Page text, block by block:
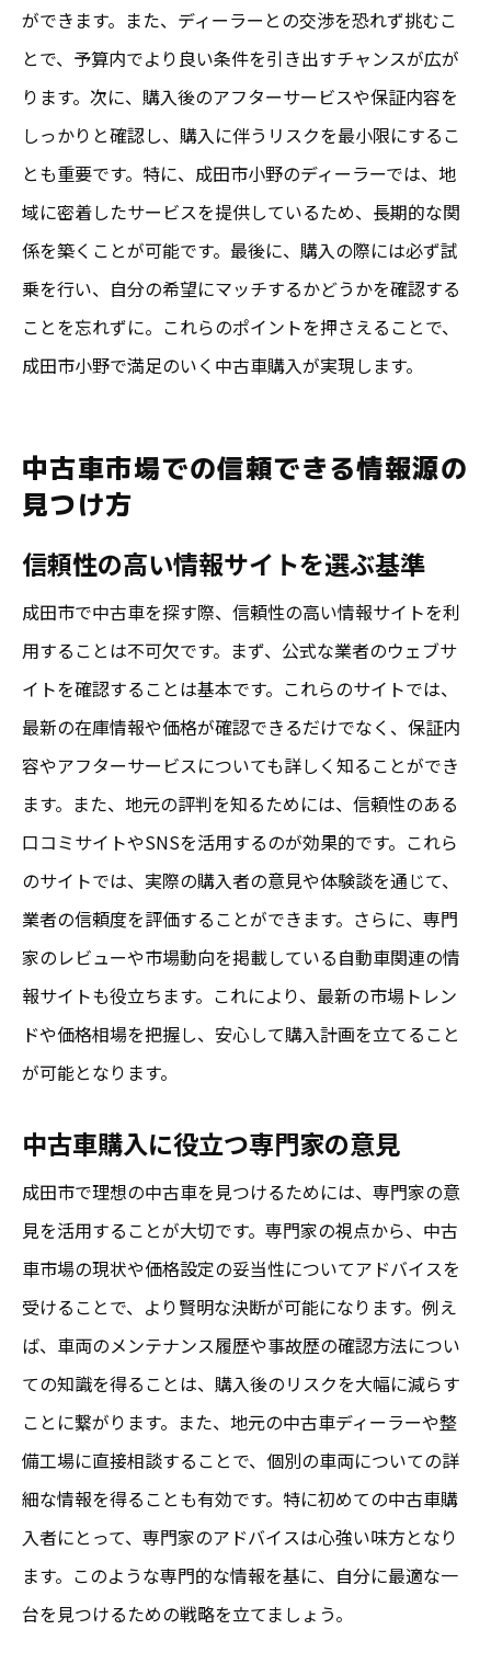
ができます。また、ディーラーとの交渉を恐れず挑むこ
とで、予算内でより良い条件を引き出すチャンスが広が
ります。次に、購入後のアフターサービスや保証内容を
しっかりと確認し、購入に伴うリスクを最小限にするこ
とも重要です。特に、成田市小野のディーラーでは、地
域に密着したサービスを提供しているため、長期的な関
係を築くことが可能です。最後に、購入の際には必ず試
乗を行い、自分の希望にマッチするかどうかを確認する
ことを忘れずに。これらのポイントを押さえることで、
成田市小野で満足のいく中古車購入が実現します。
中古車市場での信頼できる情報源の
見つけ方
信頼性の高い情報サイトを選ぶ基準
成田市で中古車を探す際、信頼性の高い情報サイトを利
用することは不可欠です。まず、公式な業者のウェブサ
イトを確認することは基本です。これらのサイトでは、
最新の在庫情報や価格が確認できるだけでなく、保証内
容やアフターサービスについても詳しく知ることができ
ます。また、地元の評判を知るためには、信頼性のある
口コミサイトやSNSを活用するのが効果的です。これら
のサイトでは、実際の購入者の意見や体験談を通じて、
業者の信頼度を評価することができます。さらに、専門
家のレビューや市場動向を掲載している自動車関連の情
報サイトも役立ちます。これにより、最新の市場トレン
ドや価格相場を把握し、安心して購入計画を立てること
が可能となります。
中古車購入に役立つ専門家の意見
成田市で理想の中古車を見つけるためには、専門家の意
見を活用することが大切です。専門家の視点から、中古
車市場の現状や価格設定の妥当性についてアドバイスを
受けることで、より賢明な決断が可能になります。例え
ば、車両のメンテナンス履歴や事故歴の確認方法につい
ての知識を得ることは、購入後のリスクを大幅に減らす
ことに繋がります。また、地元の中古車ディーラーや整
備工場に直接相談することで、個別の車両についての詳
細な情報を得ることも有効です。特に初めての中古車購
入者にとって、専門家のアドバイスは心強い味方となり
ます。このような専門的な情報を基に、自分に最適な一
台を見つけるための戦略を立てましょう。